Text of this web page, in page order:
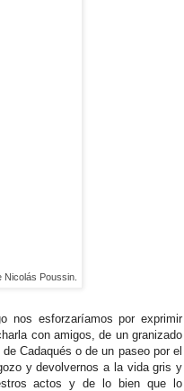
Nicolás Poussin.
nos esforzaríamos por exprimir
con amigos, de un granizado
Cadaqués o de un paseo por el
y devolvernos a la vida gris y
actos y de lo bien que lo